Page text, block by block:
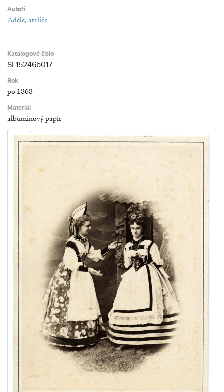
Autoři
Adéle, ateliér
Katalogové číslo
SL15246b017
Rok
po 1868
Materiál
albuminový papír